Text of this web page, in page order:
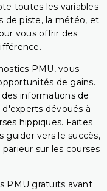
toutes les variables
de piste, la météo, et
vous offrir des
PMU, vous
de gains.
informations de
dévoués à
hippiques. Faites
guider vers le succès,
sur les courses
PMU gratuits avant